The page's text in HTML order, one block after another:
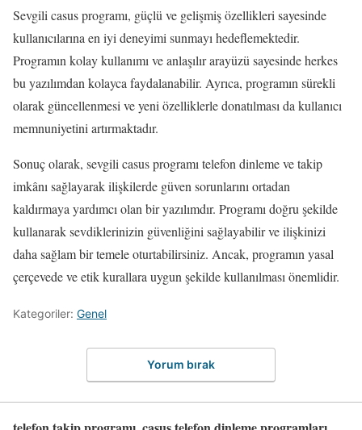
Sevgili casus programı, güçlü ve gelişmiş özellikleri sayesinde
kullanıcılarına en iyi deneyimi sunmayı hedeflemektedir.
Programın kolay kullanımı ve anlaşılır arayüzü sayesinde herkes
bu yazılımdan kolayca faydalanabilir. Ayrıca, programın sürekli
olarak güncellenmesi ve yeni özelliklerle donatılması da kullanıcı
memnuniyetini artırmaktadır.
Sonuç olarak, sevgili casus programı telefon dinleme ve takip
imkânı sağlayarak ilişkilerde güven sorunlarını ortadan
kaldırmaya yardımcı olan bir yazılımdır. Programı doğru şekilde
kullanarak sevdiklerinizin güvenliğini sağlayabilir ve ilişkinizi
daha sağlam bir temele oturtabilirsiniz. Ancak, programın yasal
çerçevede ve etik kurallara uygun şekilde kullanılması önemlidir.
Kategoriler: Genel
Yorum bırak